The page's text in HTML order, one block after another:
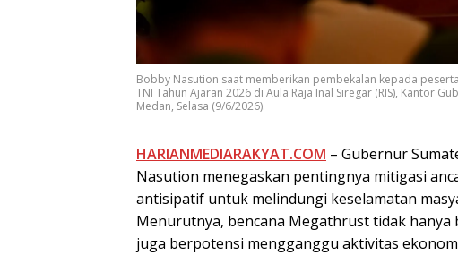
Bobby Nasution saat memberikan pembekalan kepada
TNI Tahun Ajaran 2026 di Aula Raja Inal Siregar (RIS), Kantor
Medan, Selasa (9/6/2026).
HARIANMEDIARAKYAT.COM – Gubernur
Nasution menegaskan pentingnya mitigasi
antisipatif untuk melindungi keselamatan
Menurutnya, bencana Megathrust tidak hanya
juga berpotensi mengganggu aktivitas